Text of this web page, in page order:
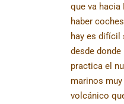
que va hacia
haber
hay es difícil
desde donde
practica el
marinos
volcánico